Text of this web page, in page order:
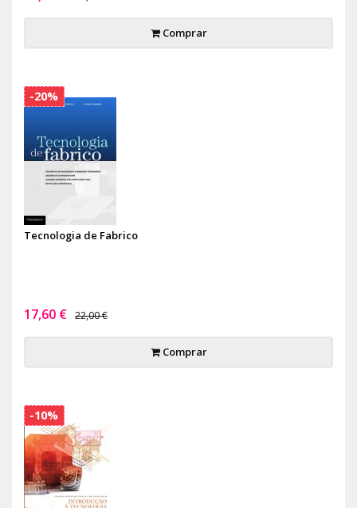
Comprar
Tecnologia de Fabrico
17,60 € 22,00 €
Comprar
-20%
-10%